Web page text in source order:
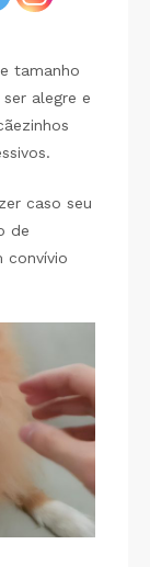
tamanho
alegre e
caso seu
de
convívio